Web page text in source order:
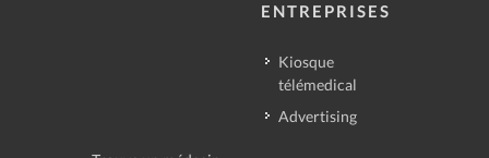
ENTREPRISES
Kiosque
télémedical
Advertising